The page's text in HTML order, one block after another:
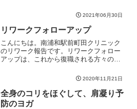
一か月のテーマだった感情とのつきあい
方について、振り返りながら考えてみま
した。日ごろ、自分に厳し...
2021年06月30日
リワークフォローアップ
こんにちは。南浦和駅前町田クリニック
のリワーク報告です。リワークフォロー
アップは、これから復職される方々の疑
が経験を振り返ってアドバイスをした
り、復職者が復職してから現在までのコ
ンディションを確認したり、...
2020年11月21日
全身のコリをほぐして、肩凝り予
防のヨガ